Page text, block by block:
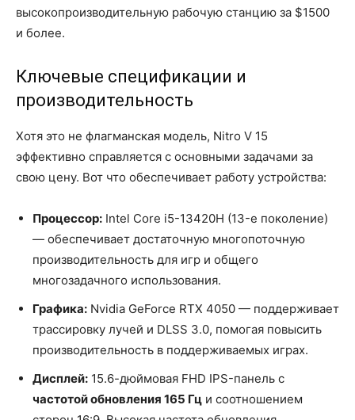
высокопроизводительную рабочую станцию за $1500
и более.
Ключевые спецификации и
производительность
Хотя это не флагманская модель, Nitro V 15
эффективно справляется с основными задачами за
свою цену. Вот что обеспечивает работу устройства:
Процессор: Intel Core i5-13420H (13-е поколение)
— обеспечивает достаточную многопоточную
производительность для игр и общего
многозадачного использования.
Графика: Nvidia GeForce RTX 4050 — поддерживает
трассировку лучей и DLSS 3.0, помогая повысить
производительность в поддерживаемых играх.
Дисплей: 15.6-дюймовая FHD IPS-панель с
частотой обновления 165 Гц и соотношением